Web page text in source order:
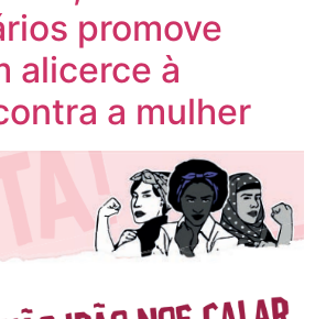
promove
alicerce à
a mulher